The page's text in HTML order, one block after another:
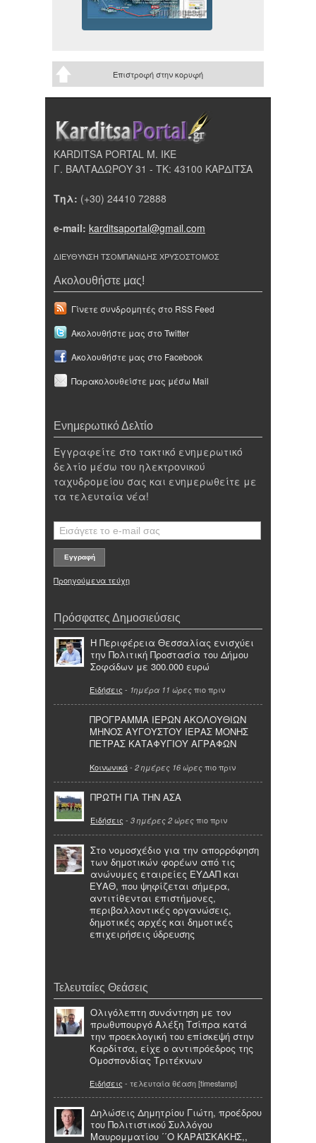
Επιστροφή στην κορυφή
KARDITSA PORTAL Μ. ΙΚΕ
Γ. ΒΑΛΤΑΔΩΡΟΥ 31 - ΤΚ: 43100 ΚΑΡΔΙΤΣΑ
Τηλ: (+30) 24410 72888
e-mail: karditsaportal@gmail.com
ΔΙΕΥΘΥΝΣΗ ΤΣΟΜΠΑΝΙΔΗΣ ΧΡΥΣΟΣΤΟΜΟΣ
Ακολουθήστε μας!
Γίνετε συνδρομητές στο RSS Feed
Ακολουθήστε μας στο Twitter
Ακολουθήστε μας στο Facebook
Παρακολουθείστε μας μέσω Mail
Ενημερωτικό Δελτίο
Εγγραφείτε στο τακτικό ενημερωτικό
δελτίο μέσω του ηλεκτρονικού
ταχυδρομείου σας και ενημερωθείτε με
τα τελευταία νέα!
Προηγούμενα τεύχη
Πρόσφατες Δημοσιεύσεις
Η Περιφέρεια Θεσσαλίας ενισχύει
την Πολιτική Προστασία του Δήμου
Σοφάδων με 300.000 ευρώ
Ειδήσεις - 1ημέρα 11 ώρες πιο πριν
ΠΡΟΓΡΑΜΜΑ ΙΕΡΩΝ ΑΚΟΛΟΥΘΙΩΝ
ΜΗΝΟΣ ΑΥΓΟΥΣΤΟΥ ΙΕΡΑΣ ΜΟΝΗΣ
ΠΕΤΡΑΣ ΚΑΤΑΦΥΓΙΟΥ ΑΓΡΑΦΩΝ
Κοινωνικά- 2 ημέρες 16 ώρες πιο πριν
ΠΡΩΤΗ ΓΙΑ ΤΗΝ ΑΣΑ
Ειδήσεις - 3 ημέρες 2 ώρες πιο πριν
Στο νομοσχέδιο για την απορρόφηση
των δημοτικών φορέων από τις
ανώνυμες εταιρείες ΕΥΔΑΠ και
ΕΥΑΘ, που ψηφίζεται σήμερα,
αντιτίθενται επιστήμονες,
περιβαλλοντικές οργανώσεις,
δημοτικές αρχές και δημοτικές
επιχειρήσεις ύδρευσης
Τελευταίες Θεάσεις
Ολιγόλεπτη συνάντηση με τον
πρωθυπουργό Αλέξη Τσίπρα κατά
την προεκλογική του επίσκεψή στην
Καρδίτσα, είχε ο αντιπρόεδρος της
Ομοσπονδίας Τριτέκνων
Ειδήσεις - τελευταία θέαση [timestamp]
Δηλώσεις Δημητρίου Γιώτη, προέδρου
του Πολιτιστικού Συλλόγου
Μαυρομματίου ΄΄Ο ΚΑΡΑΪΣΚΑΚΗΣ,,